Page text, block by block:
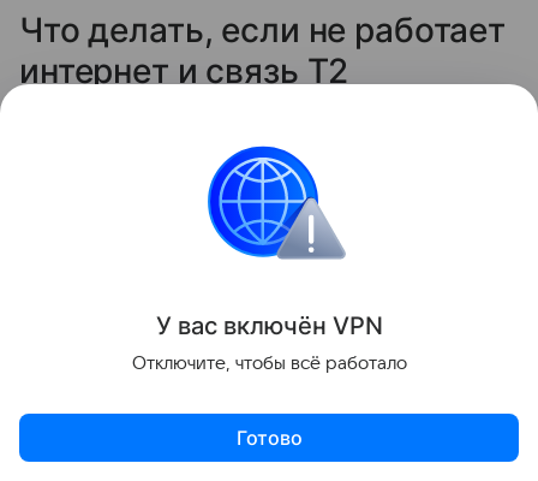
Что делать, если не работает
интернет и связь T2
открываются только сайты из «белого
списка» — вероятно, действует ограничение.
По возможности подключитесь к Wi-Fi.
включите авиарежим — это помогает
приложение Tеле2. Если деньги кончились,
часть услуг может быть недоступна.
У вас включён VPN
Отключите, чтобы всё работало
Готово